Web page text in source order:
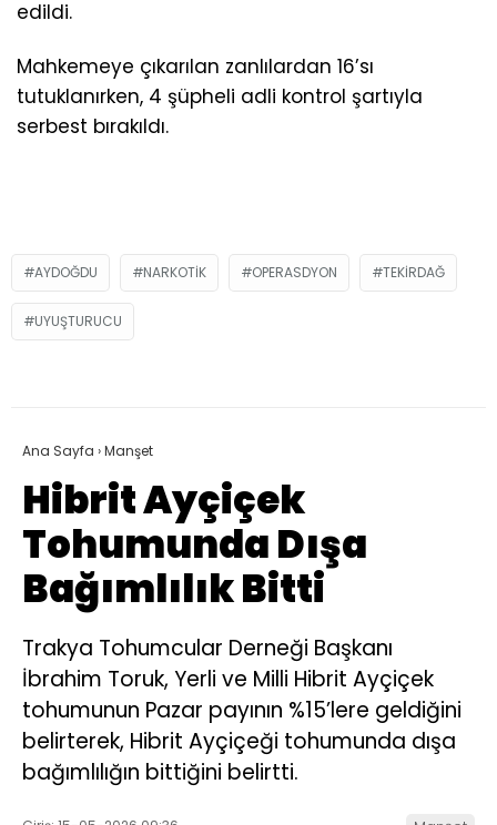
edildi.
Mahkemeye çıkarılan zanlılardan 16’sı
tutuklanırken, 4 şüpheli adli kontrol şartıyla
serbest bırakıldı.
AYDOĞDU NARKOTIK OPERASDYON TEKIRDAĞ
UYUŞTURUCU
Ana Sayfa ›Manşet
Hibrit Ayçiçek
Tohumunda Dışa
Bağımlılık Bitti
Trakya Tohumcular Derneği Başkanı
İbrahim Toruk, Yerli ve Milli Hibrit Ayçiçek
tohumunun Pazar payının %15’lere geldiğini
belirterek, Hibrit Ayçiçeği tohumunda dışa
bağımlılığın bittiğini belirtti.